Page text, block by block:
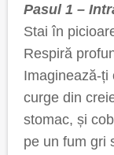
Pasul 1 –
Stai în
Respiră
Imaginează-ți
curge din
stomac, și
pe un fum gri